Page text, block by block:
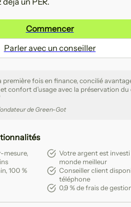
Commencer
Parler avec un conseiller
première fois en finance, concilié
confort d’usage avec la préservation
de Green-Got
mesure,
100 %
Votre argent est
monde meilleur
Conseiller client
téléphone
0,9 % de frais de